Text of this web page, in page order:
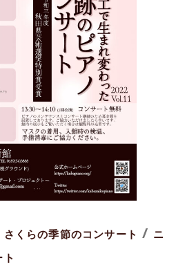
さくらの季節のコンサート / ニ